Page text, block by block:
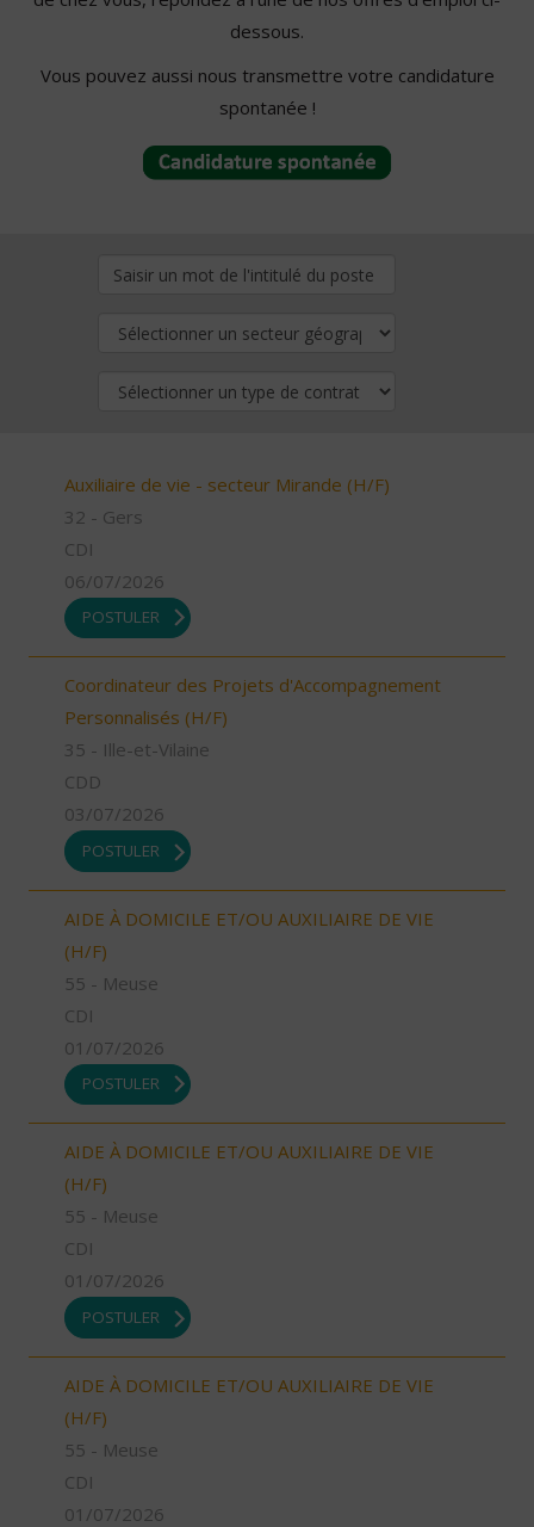
dessous.
Vous pouvez aussi nous transmettre votre candidature
spontanée !
Auxiliaire de vie - secteur Mirande (H/F)
32 - Gers
CDI
06/07/2026
POSTULER
Coordinateur des Projets d'Accompagnement
Personnalisés (H/F)
35 - Ille-et-Vilaine
CDD
03/07/2026
POSTULER
AIDE À DOMICILE ET/OU AUXILIAIRE DE VIE
(H/F)
55 - Meuse
CDI
01/07/2026
POSTULER
AIDE À DOMICILE ET/OU AUXILIAIRE DE VIE
(H/F)
55 - Meuse
CDI
01/07/2026
POSTULER
AIDE À DOMICILE ET/OU AUXILIAIRE DE VIE
(H/F)
55 - Meuse
CDI
01/07/2026